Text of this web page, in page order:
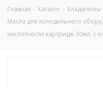
Главная - Каталог -
Масла для холодильного
кислотности картридж 30мл. с